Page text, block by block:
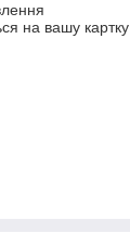
на вашу картку